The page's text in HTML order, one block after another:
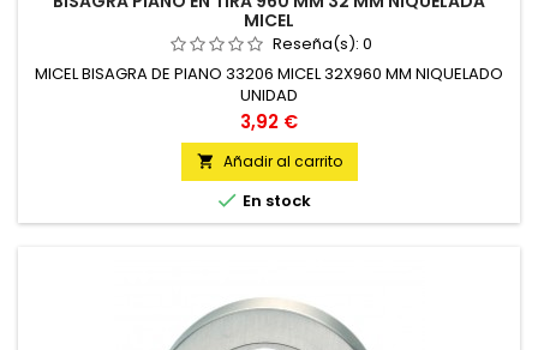
MICEL
Reseña(s): 0
MICEL BISAGRA DE PIANO 33206 MICEL 32X960 MM NIQUELADO
UNIDAD
Precio
3,92 €
 Añadir al carrito
 En stock